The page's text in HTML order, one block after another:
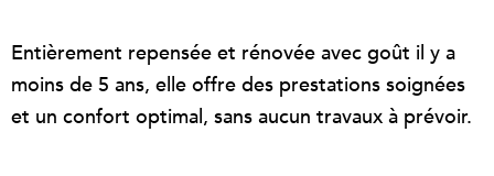
Entièrement repensée et rénovée avec goût il y a
moins de 5 ans, elle offre des prestations soignées
et un confort optimal, sans aucun travaux à prévoir.